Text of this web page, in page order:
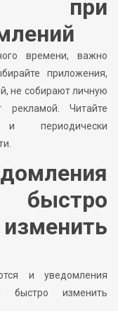
при
времени, важно
приложения,
не собирают личную
Читайте
и периодически
и уведомления
быстро изменить